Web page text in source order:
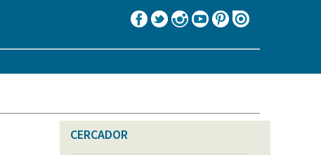
CERCADOR